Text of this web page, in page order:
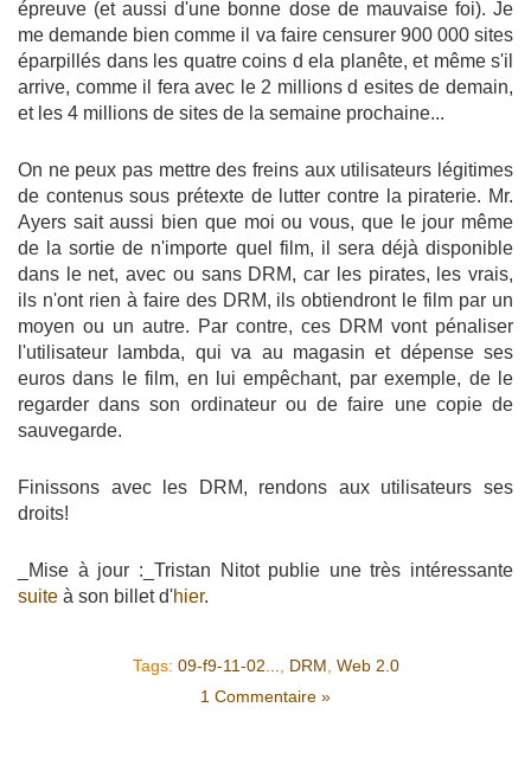
épreuve (et aussi d'une bonne dose de mauvaise foi). Je
me demande bien comme il va faire censurer 900 000 sites
éparpillés dans les quatre coins d ela planête, et même s'il
arrive, comme il fera avec le 2 millions d esites de demain,
et les 4 millions de sites de la semaine prochaine...
On ne peux pas mettre des freins aux utilisateurs légitimes
de contenus sous prétexte de lutter contre la piraterie. Mr.
Ayers sait aussi bien que moi ou vous, que le jour même
de la sortie de n'importe quel film, il sera déjà disponible
dans le net, avec ou sans DRM, car les pirates, les vrais,
ils n'ont rien à faire des DRM, ils obtiendront le film par un
moyen ou un autre. Par contre, ces DRM vont pénaliser
l'utilisateur lambda, qui va au magasin et dépense ses
euros dans le film, en lui empêchant, par exemple, de le
regarder dans son ordinateur ou de faire une copie de
sauvegarde.
Finissons avec les DRM, rendons aux utilisateurs ses
droits!
_Mise à jour :_Tristan Nitot publie une très intéressante
suite à son billet d'hier.
Tags: 09-f9-11-02..., DRM, Web 2.0
1 Commentaire »